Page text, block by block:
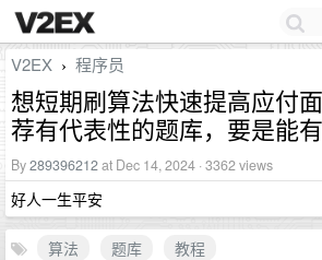
V2EX › 程序员
想短期刷算法快速提高应付
荐有代表性的题库，要是能
By289396212at Dec 14, 2024 · 3362 views
好人一生平安
算法 题库
教程